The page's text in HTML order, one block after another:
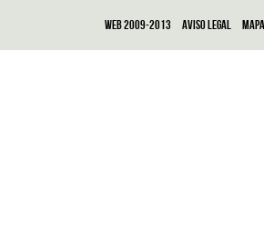
Web 2009-2013 Aviso legal